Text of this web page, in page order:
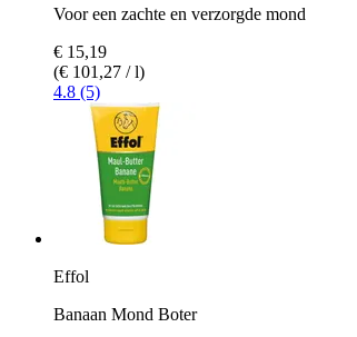
Voor een zachte en verzorgde mond
€ 15,19
(€ 101,27 / l)
4.8 (5)
Effol
Banaan Mond Boter